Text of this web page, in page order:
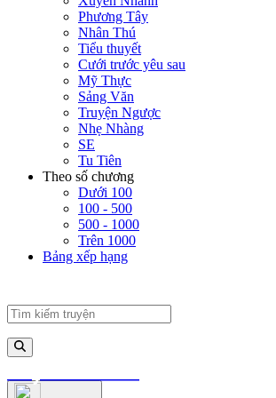
Phương Tây
Nhân Thú
Tiểu thuyết
Cưới trước yêu sau
Mỹ Thực
Sảng Văn
Truyện Ngược
Nhẹ Nhàng
SE
Tu Tiên
Theo số chương
Dưới 100
100 - 500
500 - 1000
Trên 1000
Bảng xếp hạng
truyenfullz.com